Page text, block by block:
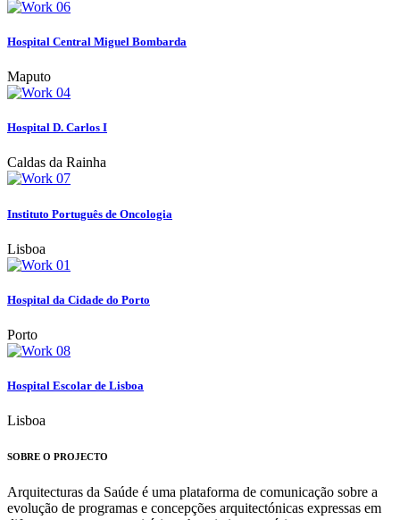
Hospital Central Miguel Bombarda
Maputo
Hospital D. Carlos I
Caldas da Rainha
Instituto Português de Oncologia
Lisboa
Hospital da Cidade do Porto
Porto
Hospital Escolar de Lisboa
Lisboa
SOBRE O PROJECTO
Arquitecturas da Saúde é uma plataforma de comunicação sobre a
evolução de programas e concepções arquitectónicas expressas em